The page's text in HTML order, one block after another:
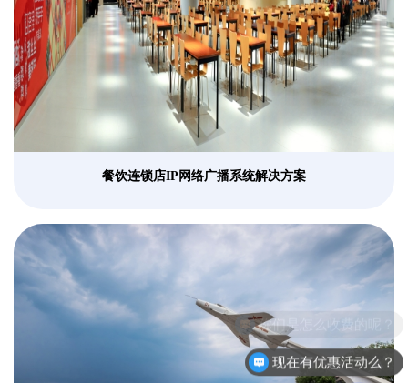
餐饮连锁店IP网络广播系统解决方案
现在有优惠活动么？